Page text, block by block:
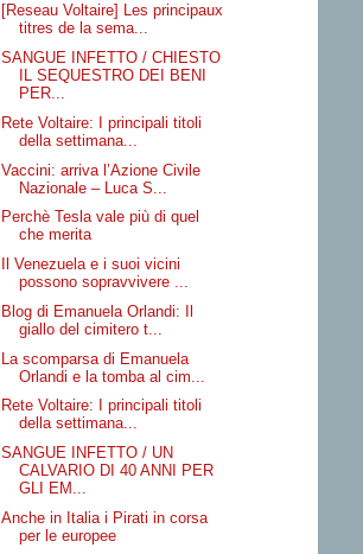
[Reseau Voltaire] Les principaux
titres de la sema...
SANGUE INFETTO / CHIESTO
IL SEQUESTRO DEI BENI
PER...
Rete Voltaire: I principali titoli
della settimana...
Vaccini: arriva l’Azione Civile
Nazionale – Luca S...
Perchè Tesla vale più di quel
che merita
Il Venezuela e i suoi vicini
possono sopravvivere ...
Blog di Emanuela Orlandi: Il
giallo del cimitero t...
La scomparsa di Emanuela
Orlandi e la tomba al cim...
Rete Voltaire: I principali titoli
della settimana...
SANGUE INFETTO / UN
CALVARIO DI 40 ANNI PER
GLI EM...
Anche in Italia i Pirati in corsa
per le europee